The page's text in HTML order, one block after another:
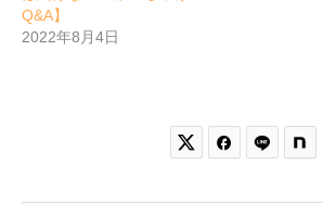
Q&A】
2022年8月4日
 